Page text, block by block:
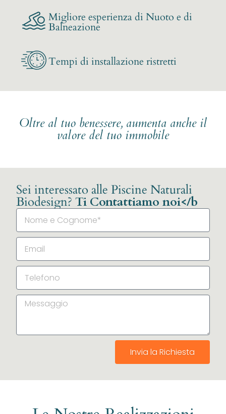
Migliore esperienza di Nuoto e di
Balneazione
Tempi di installazione ristretti
Oltre al tuo benessere, aumenta anche il
valore del tuo immobile
Sei interessato alle Piscine Naturali
Biodesign? Ti Contattiamo noi</b
Invia la Richiesta